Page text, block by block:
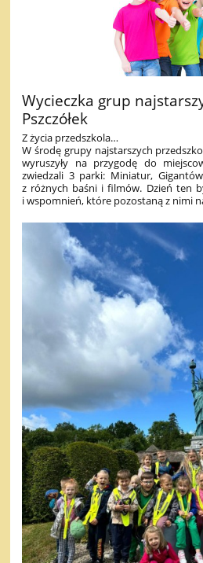
Wycieczka grup
Pszczółek
Z życia przedszkola…
W środę grupy najstarszych
wyruszyły na przygodę do
zwiedzali 3 parki: Miniatur,
z różnych baśni i filmów. Dzień ten
i wspomnień, które pozostaną z nimi